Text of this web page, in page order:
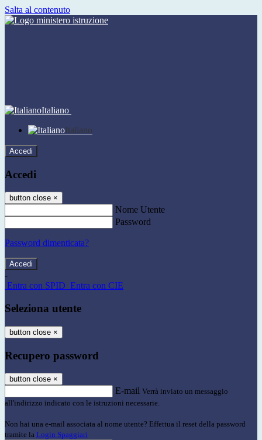
Salta al contenuto
Italiano
Italiano
Accedi
Accedi
button close ×
Nome Utente
Password
Password dimenticata?
-
Entra con SPID Entra con CIE
Seleziona utente
button close ×
Recupero password
button close ×
E-mail Verrà inviato un messaggio
all'indirizzo indicato con le istruzioni necessarie.
Non hai una e-mail associata al nome utente? Effettua il reset della password
tramite la Login Spaggiari